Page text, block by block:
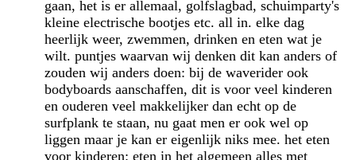
gaan, het is er allemaal, golfslagbad, schuimparty's
kleine electrische bootjes etc. all in. elke dag
heerlijk weer, zwemmen, drinken en eten wat je
wilt. puntjes waarvan wij denken dit kan anders of
zouden wij anders doen: bij de waverider ook
bodyboards aanschaffen, dit is voor veel kinderen
en ouderen veel makkelijker dan echt op de
surfplank te staan, nu gaat men er ook wel op
liggen maar je kan er eigenlijk niks mee. het eten
voor kinderen: eten in het algemeen alles met